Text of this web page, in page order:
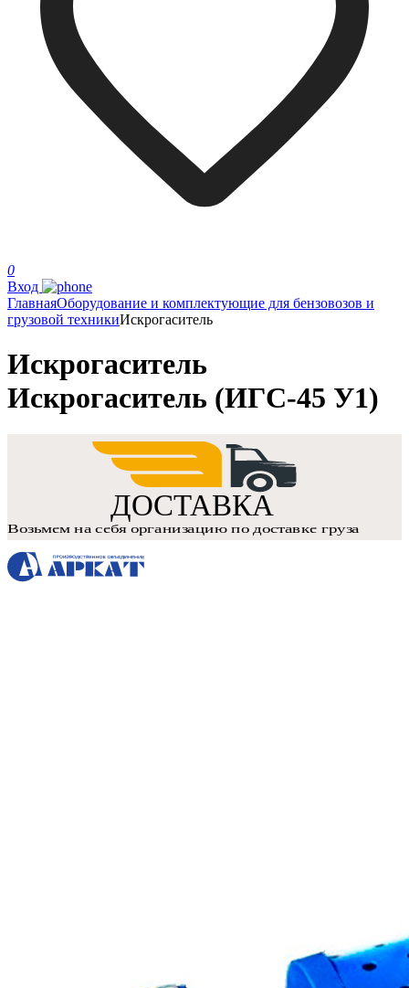
0
Вход
ГлавнаяОборудование и комплектующие для бензовозов и
грузовой техникиИскрогаситель
Искрогаситель
Искрогаситель (ИГС-45 У1)